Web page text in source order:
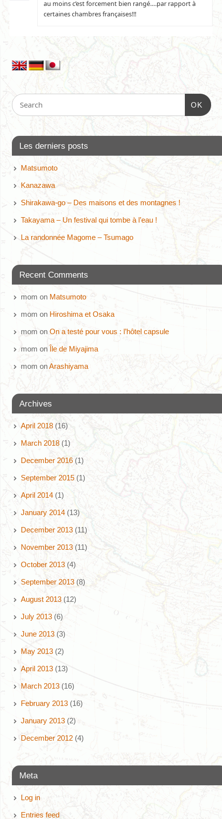
au moins c’est forcement bien rangé….par rapport à
certaines chambres françaises!!!
OK
Les derniers posts
Matsumoto
Kanazawa
Shirakawa-go – Des maisons et des montagnes !
Takayama – Un festival qui tombe à l’eau !
La randonnée Magome – Tsumago
Recent Comments
mom on Matsumoto
mom on Hiroshima et Osaka
mom on On a testé pour vous : l’hôtel capsule
mom on Île de Miyajima
mom onArashiyama
Archives
April 2018(16)
March 2018(1)
December 2016(1)
September 2015(1)
April 2014(1)
January 2014(13)
December 2013(11)
November 2013(11)
October 2013(4)
September 2013(8)
August 2013(12)
July 2013(6)
June 2013(3)
May 2013(2)
April 2013(13)
March 2013(16)
February 2013(16)
January 2013(2)
December 2012(4)
Meta
Log in
Entries feed